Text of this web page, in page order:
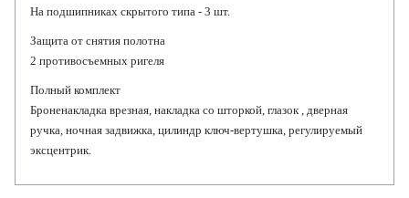
На подшипниках скрытого типа - 3 шт.
Защита от снятия полотна
2 противосъемных ригеля
Полный комплект
Броненакладка врезная, накладка со шторкой, глазок , дверная
ручка, ночная задвижка, цилиндр ключ-вертушка, регулируемый
эксцентрик.